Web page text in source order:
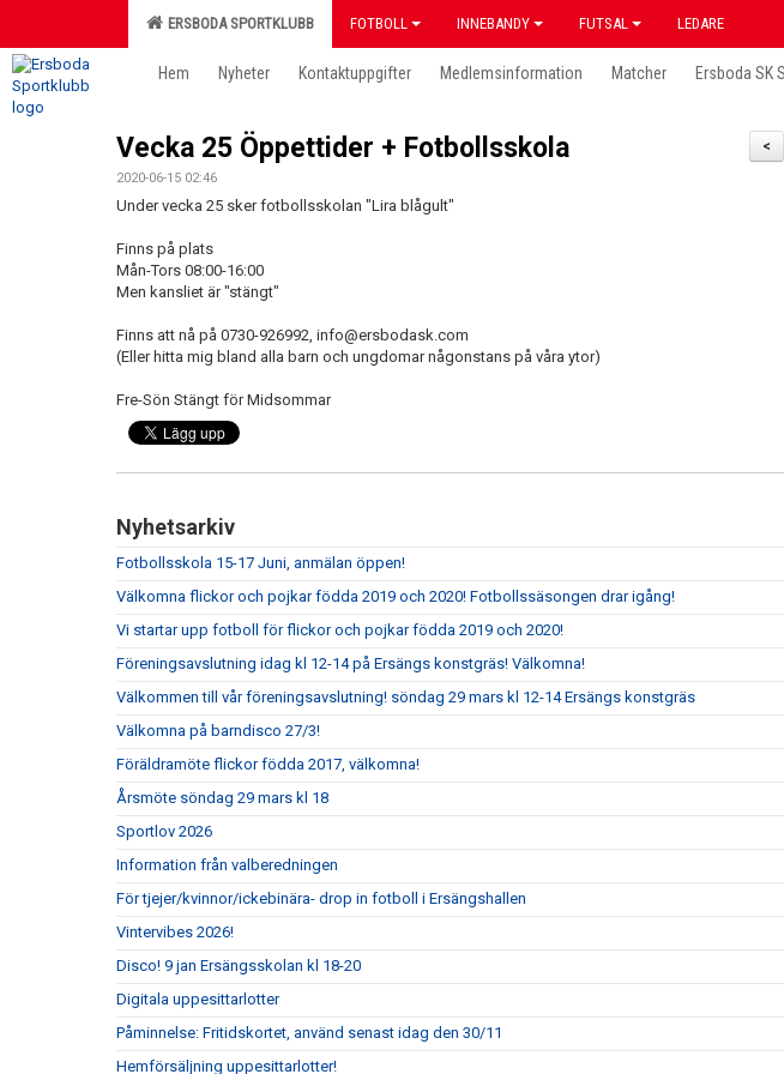
ERSBODA SPORTKLUBB FOTBOLL INNEBANDY FUTSAL LEDARE
Hem Nyheter Kontaktuppgifter Medlemsinformation Matcher Ersboda SK
<
Vecka 25 Öppettider + Fotbollsskola
2020-06-15 02:46
Under vecka 25 sker fotbollsskolan "Lira blågult"
Finns på plats
Mån-Tors 08:00-16:00
Men kansliet är "stängt"
Finns att nå på 0730-926992, info@ersbodask.com
(Eller hitta mig bland alla barn och ungdomar någonstans på våra ytor)
Fre-Sön Stängt för Midsommar
Nyhetsarkiv
Fotbollsskola 15-17 Juni, anmälan öppen!
Välkomna flickor och pojkar födda 2019 och 2020! Fotbollssäsongen drar igång!
Vi startar upp fotboll för flickor och pojkar födda 2019 och 2020!
Föreningsavslutning idag kl 12-14 på Ersängs konstgräs! Välkomna!
Välkommen till vår föreningsavslutning! söndag 29 mars kl 12-14 Ersängs konstgräs
Välkomna på barndisco 27/3!
Föräldramöte flickor födda 2017, välkomna!
Årsmöte söndag 29 mars kl 18
Sportlov 2026
Information från valberedningen
För tjejer/kvinnor/ickebinära- drop in fotboll i Ersängshallen
Vintervibes 2026!
Disco! 9 jan Ersängsskolan kl 18-20
Digitala uppesittarlotter
Påminnelse: Fritidskortet, använd senast idag den 30/11
Hemförsäljning uppesittarlotter!